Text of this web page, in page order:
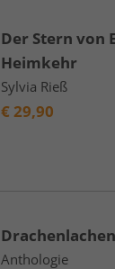
Der Stern von
Heimkehr
Sylvia Rieß
€ 29,90
Anthologie